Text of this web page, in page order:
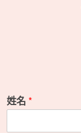
姓名 *